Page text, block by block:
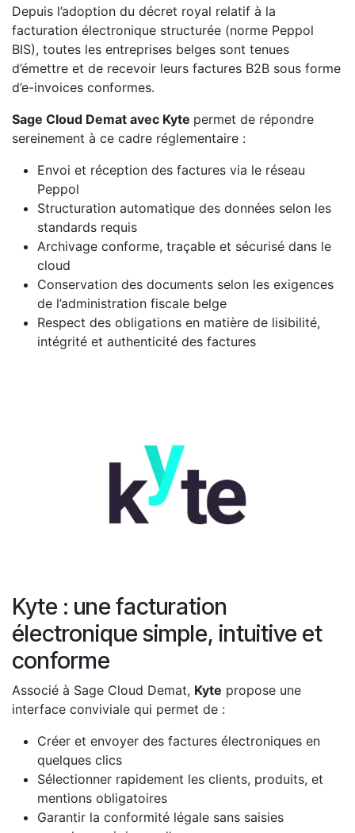
Depuis l’adoption du décret royal relatif à la
facturation électronique structurée (norme Peppol
BIS), toutes les entreprises belges sont tenues
d’émettre et de recevoir leurs factures B2B sous forme
d’e-invoices conformes.
Sage Cloud Demat avec Kyte permet de répondre
sereinement à ce cadre réglementaire :
Envoi et réception des factures via le réseau
Peppol
Structuration automatique des données selon les
standards requis
Archivage conforme, traçable et sécurisé dans le
cloud
Conservation des documents selon les exigences
de l’administration fiscale belge
Respect des obligations en matière de lisibilité,
intégrité et authenticité des factures
Kyte : une facturation
électronique simple, intuitive et
conforme
Associé à Sage Cloud Demat, Kyte propose une
interface conviviale qui permet de :
Créer et envoyer des factures électroniques en
quelques clics
Sélectionner rapidement les clients, produits, et
mentions obligatoires
Garantir la conformité légale sans saisies